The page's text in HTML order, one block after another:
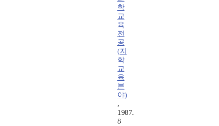
학
교
육
전
공
(지
학
교
육
분
야)
,
1987.
8